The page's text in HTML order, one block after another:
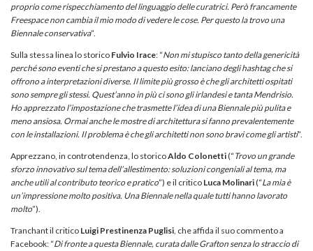
proprio come rispecchiamento del linguaggio delle curatrici. Però francamente
Freespace non cambia il mio modo di vedere le cose. Per questo la trovo una
Biennale conservativa”.
Sulla stessa linea lo storico Fulvio Irace: “Non mi stupisco tanto della genericità
perché sono eventi che si prestano a questo esito: lanciano degli hashtag che si
offrono a interpretazioni diverse. Il limite più grosso è che gli architetti ospitati
sono sempre gli stessi. Quest’anno in più ci sono gli irlandesi e tanta Mendrisio.
Ho apprezzato l’impostazione che trasmette l’idea di una Biennale più pulita e
meno ansiosa. Ormai anche le mostre di architettura si fanno prevalentemente
con le installazioni. Il problema è che gli architetti non sono bravi come gli artisti”.
Apprezzano, in controtendenza, lo storicoAldo Colonetti(“Trovo un grande
sforzo innovativo sul tema dell’allestimento: soluzioni congeniali al tema, ma
anche utili al contributo teorico e pratico”) e il critico Luca Molinari(“La mia è
un’impressione molto positiva. Una Biennale nella quale tutti hanno lavorato
molto”).
Tranchant il critico Luigi Prestinenza Puglisi, che affida il suo commento a
Facebook: “Di fronte a questa Biennale, curata dalle Grafton senza lo straccio di